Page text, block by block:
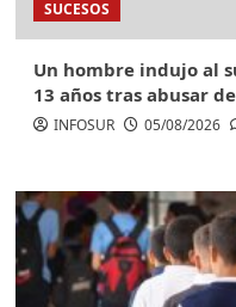
SUCESOS
Un hombre indujo al
13 años tras abusar
INFOSUR 05/08/2026